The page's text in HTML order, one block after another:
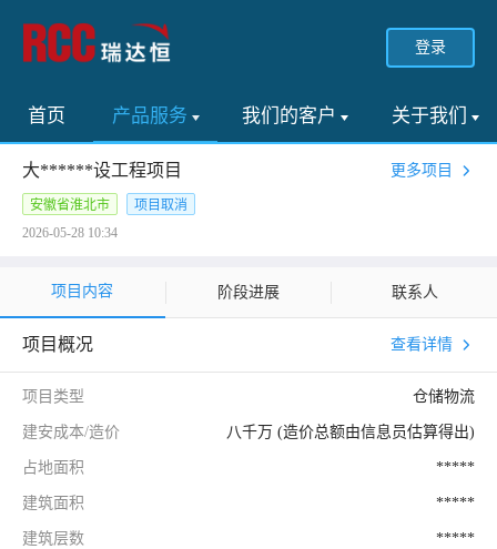
登录
首页 产品服务 我们的客户 关于我们
大******设工程项目 更多项目
安徽省淮北市
项目取消
2026-05-28 10:34
项目内容 阶段进展 联系人
项目概况 查看详情
项目类型 仓储物流
建安成本/造价 八千万 (造价总额由信息员估算得出)
占地面积 *****
建筑面积 *****
建筑层数 *****